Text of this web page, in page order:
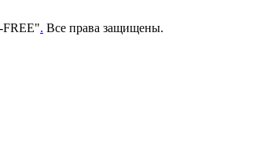
FREE". Все права защищены.